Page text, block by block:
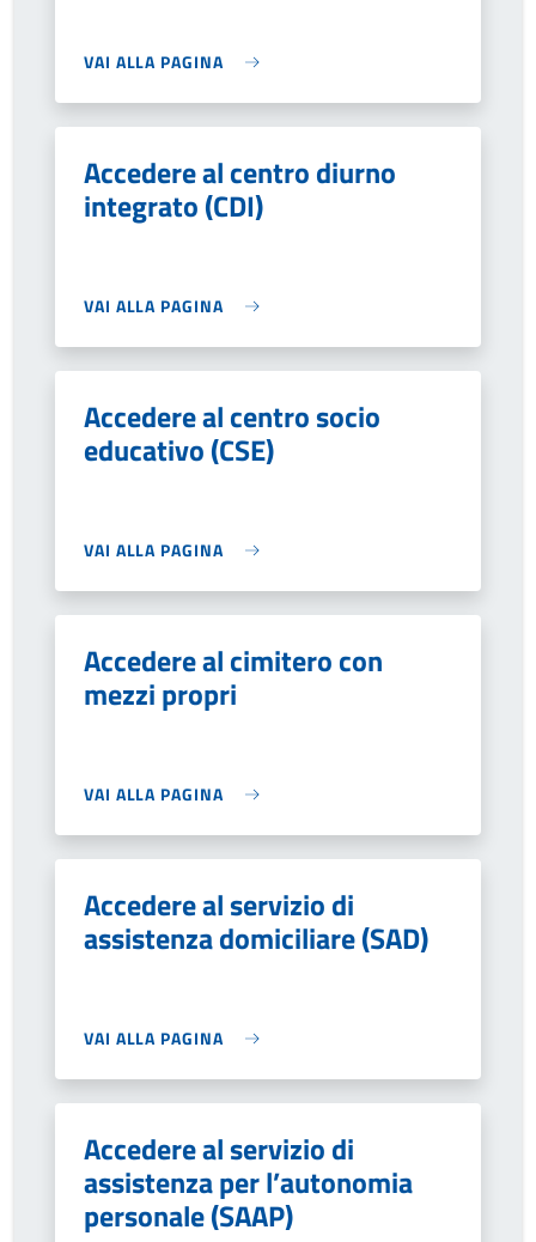
VAI ALLA PAGINA
Accedere al centro diurno
integrato (CDI)
VAI ALLA PAGINA
Accedere al centro socio
educativo (CSE)
VAI ALLA PAGINA
Accedere al cimitero con
mezzi propri
VAI ALLA PAGINA
Accedere al servizio di
assistenza domiciliare (SAD)
VAI ALLA PAGINA
Accedere al servizio di
assistenza per l’autonomia
personale (SAAP)